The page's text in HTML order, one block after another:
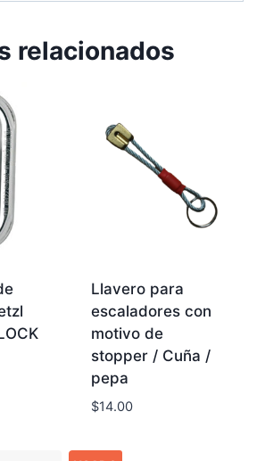
relacionados
Llavero para
escaladores con
motivo de
stopper / Cuña /
pepa
$14.00